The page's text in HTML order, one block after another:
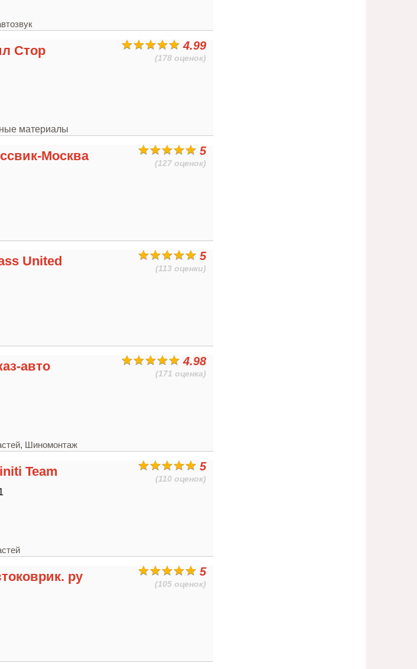
4.99
(178 оценок)
Стор
материалы
5
(127 оценок)
Москва
5
(113 оценки)
United
4.98
(171 оценка)
авто
, Шиномонтаж
5
(110 оценок)
Team
5
(105 оценок)
ру